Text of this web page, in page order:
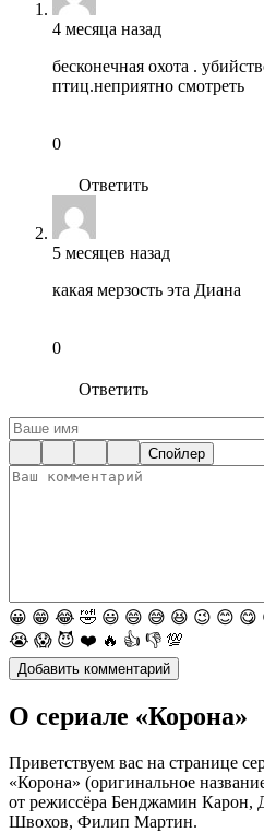
4 месяца назад
бесконечная охота .
птиц.неприятно смотреть
0
Ответить
5 месяцев назад
какая мерзость эта Диана
0
Ответить
Спойлер
😀 😁 😂 🤣 😃 😄 😅 😆 😉 😊 😋
😭 😱 😈 ❤️ 🔥 👍 👎 💯
О сериале «Корона»
Приветствуем вас на странице
«Корона» (оригинальное
от режиссёра Бенджамин Карон,
Швохов, Филип Мартин.